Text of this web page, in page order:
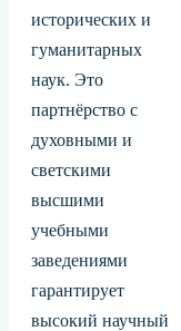
исторических и
гуманитарных
наук. Это
партнёрство с
духовными и
светскими
высшими
учебными
заведениями
гарантирует
высокий научный